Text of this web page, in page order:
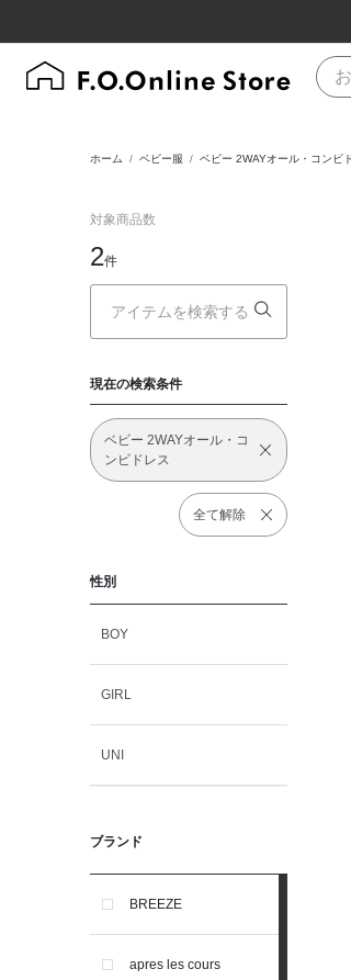
ホーム ベビー服 ベビー 2WAYオール・コンビ
対象商品数
2件
現在の検索条件
ベビー 2WAYオール・コ
ンビドレス
全て解除
性別
BOY
GIRL
UNI
ブランド
BREEZE
apres les cours